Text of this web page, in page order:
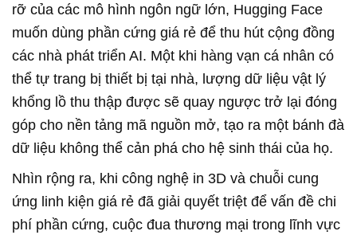
rỡ của các mô hình ngôn ngữ lớn, Hugging Face
muốn dùng phần cứng giá rẻ để thu hút cộng đồng
các nhà phát triển AI. Một khi hàng vạn cá nhân có
thể tự trang bị thiết bị tại nhà, lượng dữ liệu vật lý
khổng lồ thu thập được sẽ quay ngược trở lại đóng
góp cho nền tảng mã nguồn mở, tạo ra một bánh đà
dữ liệu không thể cản phá cho hệ sinh thái của họ.
Nhìn rộng ra, khi công nghệ in 3D và chuỗi cung
ứng linh kiện giá rẻ đã giải quyết triệt để vấn đề chi
phí phần cứng, cuộc đua thương mại trong lĩnh vực